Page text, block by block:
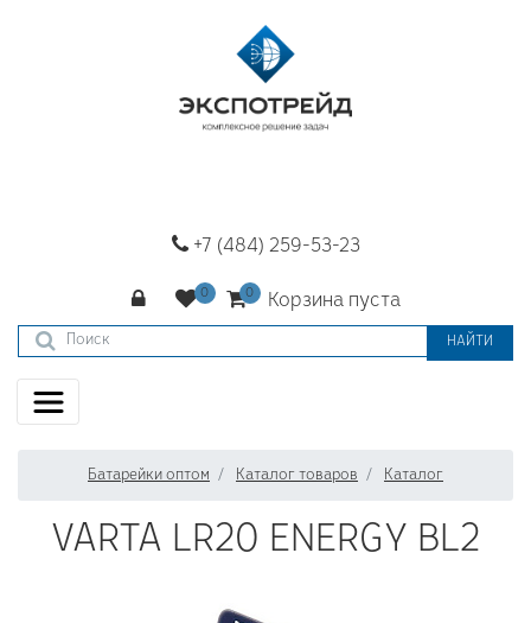
+7 (484) 259-53-23
Корзина пуста
НАЙТИ
Батарейки оптом Каталог товаров Каталог
VARTA LR20 ENERGY BL2